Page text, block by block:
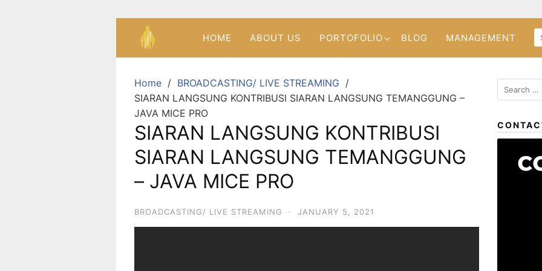
HOME ABOUT US PORTOFOLIO BLOG MANAGEMENT
Home
BROADCASTING/ LIVE STREAMING
SIARAN LANGSUNG KONTRIBUSI SIARAN LANGSUNG TEMANGGUNG –
JAVA MICE PRO
SIARAN LANGSUNG KONTRIBUSI
SIARAN LANGSUNG TEMANGGUNG
– JAVA MICE PRO
BROADCASTING/ LIVE STREAMING · JANUARY 5, 2021